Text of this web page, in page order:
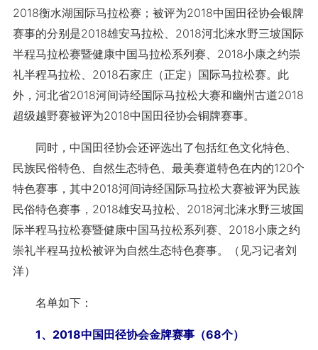
2018衡水湖国际马拉松赛；被评为2018中国田径协会银牌
赛事的分别是2018雄安马拉松、2018河北涞水野三坡国际
半程马拉松赛暨健康中国马拉松系列赛、2018小康之约崇
礼半程马拉松、2018石家庄（正定）国际马拉松赛。此
外，河北省2018河间诗经国际马拉松大赛和幽州古道2018
超级越野赛被评为2018中国田径协会铜牌赛事。
同时，中国田径协会还评选出了包括红色文化特色、
民族民俗特色、自然生态特色、最美赛道特色在内的120个
特色赛事，其中2018河间诗经国际马拉松大赛被评为民族
民俗特色赛事，2018雄安马拉松、2018河北涞水野三坡国
际半程马拉松赛暨健康中国马拉松系列赛、2018小康之约
崇礼半程马拉松被评为自然生态特色赛事。（见习记者刘
洋）
名单如下：
1、2018中国田径协会金牌赛事（68个）